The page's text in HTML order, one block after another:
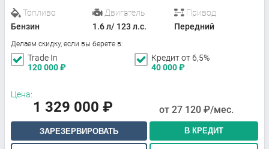
Топливо
Бензин
Двигатель
1.6 л/ 123 л.с.
Привод
Передний
Делаем скидку, если вы берете в:
Trade In
120 000₽
Кредит от 6,5%
40 000₽
Цена:
1 329 000 ₽ от 27 120 ₽/мес.
ЗАРЕЗЕРВИРОВАТЬ В КРЕДИТ